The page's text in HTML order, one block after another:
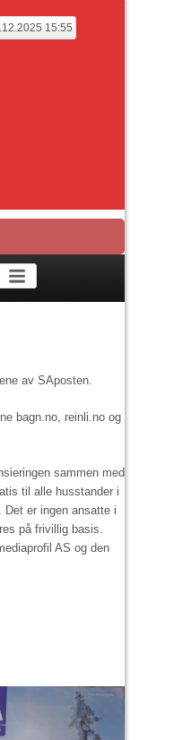
15:55
31/3 kl 19
av SAposten.
bagn.no, reinli.no og
sammen med
til alle husstander i
er ingen ansatte i
på frivillig basis.
AS og den